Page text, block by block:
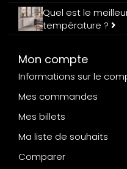
Quel est le
température ?
Mon compte
Informations sur le
Mes commandes
Mes billets
Ma liste de souhaits
Comparer